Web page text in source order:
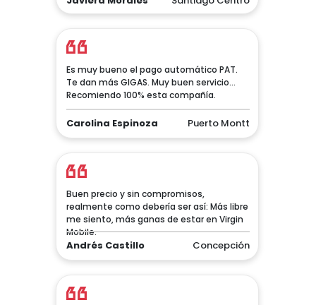
Buen precio y sin compromisos,
realmente como debería ser así: Más libre
me siento, más ganas de estar en Virgin
Mobile.
Andrés Castillo Concepción
Es muy bueno el pago automático PAT.
Te dan más GIGAS. Muy buen servicio...
Recomiendo 100% esta compañía.
Carolina Espinoza Puerto Montt